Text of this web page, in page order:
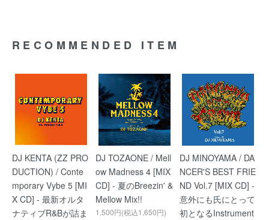
RECOMMENDED ITEM
DJ KENTA (ZZ PRO
DUCTION) / Conte
mporary Vybe 5 [MI
X CD] - 最新オルタ
ナティブR&Bが詰ま
DJ TOZAONE / Mell
ow Madness 4 [MIX
CD] - 夏のBreezin' &
Mellow Mix!!
1,500円(税込1,650円)
DJ MINOYAMA / DA
NCER'S BEST FRIE
ND Vol.7 [MIX CD] -
意外にも氏にとって
初となるInstrument